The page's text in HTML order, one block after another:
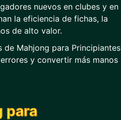
nuevos en clubes y en
la eficiencia de fichas, la
de alto valor.
de Mahjong para Principiantes
y convertir más manos
para